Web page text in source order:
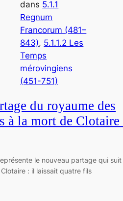
dans 5.1.1
Regnum
Francorum (481–
843), 5.1.1.2 Les
Temps
mérovingiens
(451-751)
du royaume des
à la mort de Clotaire
le nouveau partage qui suit
: il laissait quatre fils